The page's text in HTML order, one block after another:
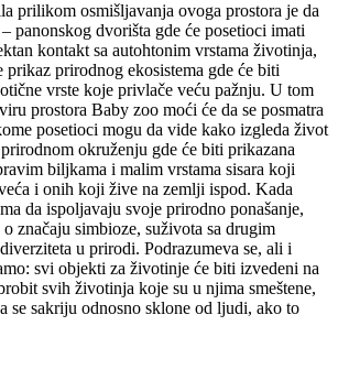
prilikom osmišljavanja ovoga prostora je da
panonskog dvorišta gde će posetioci imati
kontakt sa autohtonim vrstama životinja,
prikaz prirodnog ekosistema gde će biti
vrste koje privlače veću pažnju. U tom
prostora Baby zoo moći će da se posmatra
posetioci mogu da vide kako izgleda život
okruženju gde će biti prikazana
biljkama i malim vrstama sisara koji
i onih koji žive na zemlji ispod. Kada
da ispoljavaju svoje prirodno ponašanje,
značaju simbioze, suživota sa drugim
u prirodi. Podrazumeva se, ali i
svi objekti za životinje će biti izvedeni na
svih životinja koje su u njima smeštene,
se sakriju odnosno sklone od ljudi, ako to